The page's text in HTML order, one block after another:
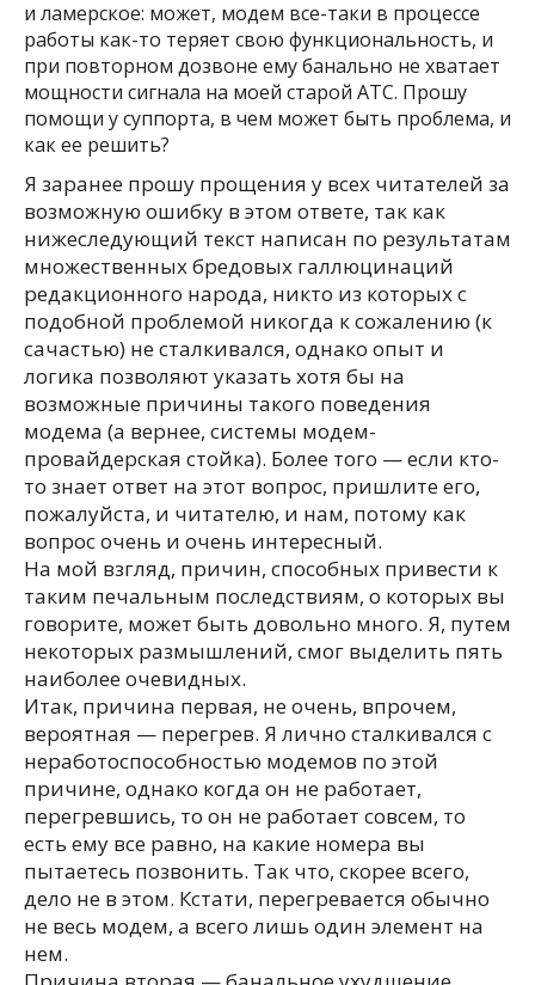
и ламерское: может, модем все-таки в процессе
работы как-то теряет свою функциональность, и
при повторном дозвоне ему банально не хватает
мощности сигнала на моей старой АТС. Прошу
помощи у суппорта, в чем может быть проблема, и
как ее решить?
Я заранее прошу прощения у всех читателей за
возможную ошибку в этом ответе, так как
нижеследующий текст написан по результатам
множественных бредовых галлюцинаций
редакционного народа, никто из которых с
подобной проблемой никогда к сожалению (к
сачастью) не сталкивался, однако опыт и
логика позволяют указать хотя бы на
возможные причины такого поведения
модема (а вернее, системы модем-
провайдерская стойка). Более того — если кто-
то знает ответ на этот вопрос, пришлите его,
пожалуйста, и читателю, и нам, потому как
вопрос очень и очень интересный.
На мой взгляд, причин, способных привести к
таким печальным последствиям, о которых вы
говорите, может быть довольно много. Я, путем
некоторых размышлений, смог выделить пять
наиболее очевидных.
Итак, причина первая, не очень, впрочем,
вероятная — перегрев. Я лично сталкивался с
неработоспособностью модемов по этой
причине, однако когда он не работает,
перегревшись, то он не работает совсем, то
есть ему все равно, на какие номера вы
пытаетесь позвонить. Так что, скорее всего,
дело не в этом. Кстати, перегревается обычно
не весь модем, а всего лишь один элемент на
нем.